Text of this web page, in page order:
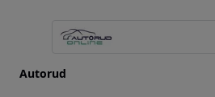
Autorud